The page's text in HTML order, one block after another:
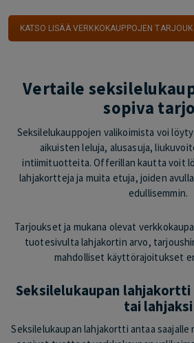
KATSO LISÄÄ VERKKOKAUPPOJEN
Vertaile
sopiva
Seksilelukauppojen valikoimista voi
aikuisten leluja, alusasuja,
intiimituotteita. Offerillan kautta voit
lahjakortteja ja muita etuja, joiden
edullisemmin.
Tarjoukset ja mukana olevat
tuotesivulta lahjakortin arvo,
mahdolliset käyttörajoitukset
Seksilelukaupan
tai lahjaksi
Seksilelukaupan lahjakortti antaa